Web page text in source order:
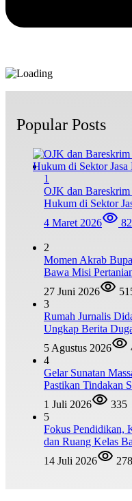
Popular Posts
1
OJK dan Bareskrim
Hukum di Sektor
4 Maret 2026
2
Momen Akrab
Bawa Misi
27 Juni 2026
3
Rumah Jurnalis
Ungkap Berita
5 Agustus 2026
4
Gelar Sunatan
Pastikan Tindakan
1 Juli 2026
335
5
Fokus Pendidikan,
dan Ruang Kelas
14 Juli 2026
278